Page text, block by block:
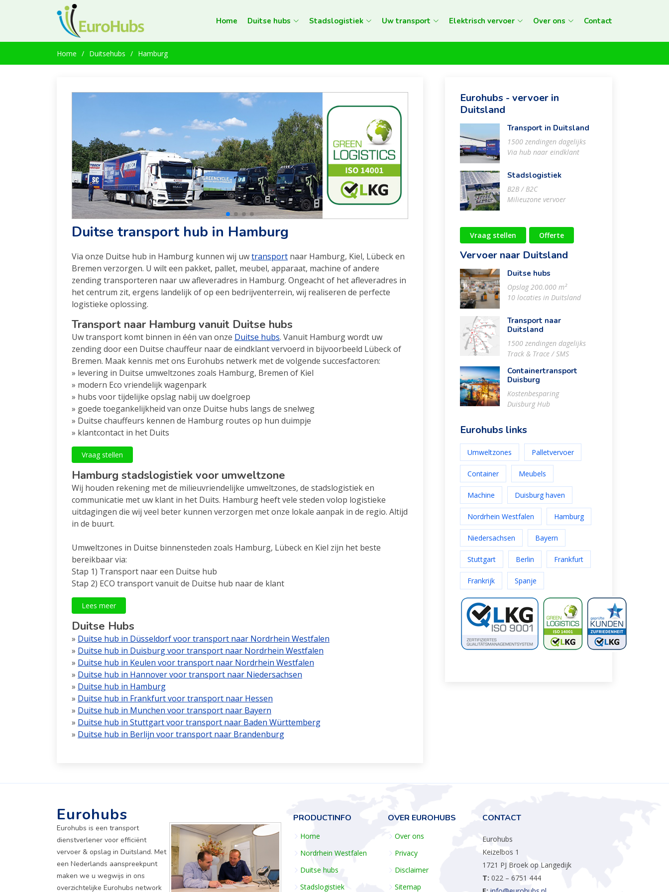
Home Duitse hubs Stadslogistiek Uw transport Elektrisch vervoer Over ons Contact
Home Duitsehubs Hamburg
Duitse transport hub in Hamburg
Via onze Duitse hub in Hamburg kunnen wij uwtransport naar Hamburg, Kiel, Lübeck en
Bremen verzorgen. U wilt een pakket, pallet, meubel, apparaat, machine of andere
zending transporteren naar uw afleveradres in Hamburg. Ongeacht of het afleveradres in
het centrum zit, ergens landelijk of op een bedrijventerrein, wij realiseren de perfecte
logistieke oplossing.
Transport naar Hamburg vanuit Duitse hubs
Uw transport komt binnen in één van onze Duitse hubs. Vanuit Hamburg wordt uw
zending door een Duitse chauffeur naar de eindklant vervoerd in bijvoorbeeld Lübeck of
Bremen. Maak kennis met ons Eurohubs netwerk met de volgende succesfactoren:
» levering in Duitse umweltzones zoals Hamburg, Bremen of Kiel
» modern Eco vriendelijk wagenpark
» hubs voor tijdelijke opslag nabij uw doelgroep
» goede toegankelijkheid van onze Duitse hubs langs de snelweg
» Duitse chauffeurs kennen de Hamburg routes op hun duimpje
» klantcontact in het Duits
Vraag stellen
Hamburg stadslogistiek voor umweltzone
Wij houden rekening met de milieuvriendelijke umweltzones, de stadslogistiek en
communicatie met uw klant in het Duits. Hamburg heeft vele steden volop logistieke
uitdagingen die wij veel beter kunnen verzorgen met onze lokale aanpak in de regio. Altijd
in de buurt.
Umweltzones in Duitse binnensteden zoals Hamburg, Lübeck en Kiel zijn het beste
bereikbaar via:
Stap 1) Transport naar een Duitse hub
Stap 2) ECO transport vanuit de Duitse hub naar de klant
Lees meer
Duitse Hubs
» Duitse hub in Düsseldorf voor transport naar Nordrhein Westfalen
» Duitse hub in Duisburg voor transport naar Nordrhein Westfalen
» Duitse hub in Keulen voor transport naar Nordrhein Westfalen
» Duitse hub in Hannover voor transport naar Niedersachsen
» Duitse hub in Hamburg
» Duitse hub in Frankfurt voor transport naar Hessen
» Duitse hub in Munchen voor transport naar Bayern
» Duitse hub in Stuttgart voor transport naar Baden Württemberg
» Duitse hub in Berlijn voor transport naar Brandenburg
Eurohubs - vervoer in
Duitsland
Transport in Duitsland
1500 zendingen dagelijks
Via hub naar eindklant
Stadslogistiek
B2B / B2C
Milieuzone vervoer
Vraag stellen Offerte
Vervoer naar Duitsland
Duitse hubs
Opslag 200.000 m²
10 locaties in Duitsland
Transport naar
Duitsland
1500 zendingen dagelijks
Track & Trace / SMS
Containertransport
Duisburg
Kostenbesparing
Duisburg Hub
Eurohubs links
Umweltzones Palletvervoer
Container Meubels
Machine Duisburg haven
Nordrhein Westfalen Hamburg
Niedersachsen Bayern
Stuttgart Berlin Frankfurt
Frankrijk Spanje
Eurohubs
Eurohubs is een transport
dienstverlener voor efficiënt
vervoer & opslag in Duitsland. Met
een Nederlands aanspreekpunt
maken we u wegwijs in ons
overzichtelijke Eurohubs network
PRODUCTINFO
Home
Nordrhein Westfalen
Duitse hubs
Stadslogistiek
OVER EUROHUBS
Over ons
Privacy
Disclaimer
Sitemap
CONTACT
Eurohubs
Keizelbos 1
1721 PJ Broek op Langedijk
T: 022 – 6751 444